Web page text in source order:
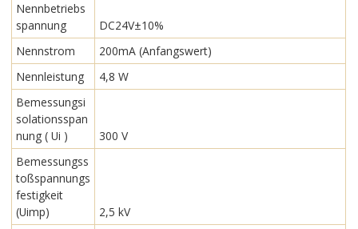
Nennbetriebs
spannung
DC24V±10%
Nennstrom
200mA (Anfangswert)
Nennleistung
4,8 W
Bemessungsi
solationsspan
nung ( Ui )
300 V
Bemessungss
toßspannungs
festigkeit
(Uimp)
2,5 kV